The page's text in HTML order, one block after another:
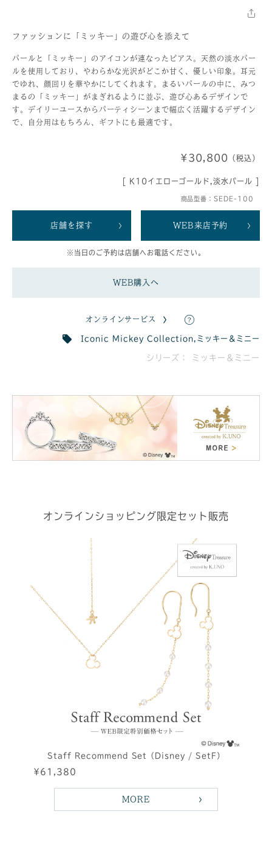
ファッションに「ミッキー」の遊び心を添えて
パールと「ミッキー」のアイコンが連なったピアス。天然の淡水パー
ルを使用しており、やわらかな光沢がどこか甘く、優しい印象。耳元
でゆれ、顔回りを華やかにしてくれます。まるいパールの中に、みつ
まるの「ミッキー」がまぎれるように並ぶ、遊び心あるデザインで
す。デイリーユースからパーティシーンまで幅広く活躍するデザイン
で、自分用はもちろん、ギフトにも最適です。
¥30,800 （税込）
[ K10イエローゴールド,淡水パール ]
商品型番：SEDE-100
店舗を探す WEB来店予約
※当日のご予約は店舗へお電話ください。
WEB購入へ
オンラインサービス
Iconic Mickey Collection ミッキー＆ミニー
シリーズ： ミッキー＆ミニー
オンラインショッピング限定セット販売
Staff Recommend Set（Disney / SetF）
¥61,380
MORE